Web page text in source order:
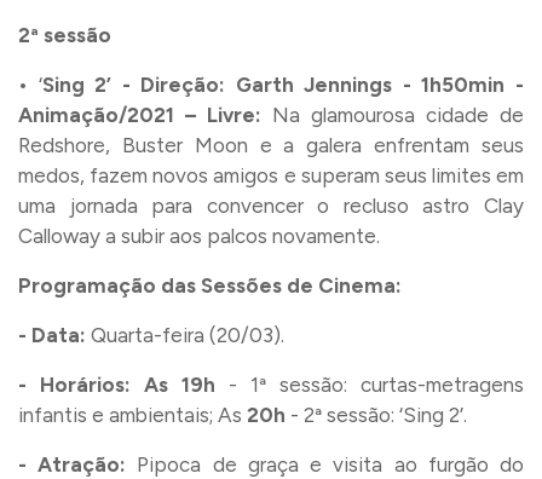
2ª sessão
• ‘Sing 2’ - Direção: Garth Jennings - 1h50min -
Animação/2021 – Livre: Na glamourosa cidade de
Redshore, Buster Moon e a galera enfrentam seus
medos, fazem novos amigos e superam seus limites em
uma jornada para convencer o recluso astro Clay
Calloway a subir aos palcos novamente.
Programação das Sessões de Cinema:
- Data: Quarta-feira (20/03).
- Horários: As 19h - 1ª sessão: curtas-metragens
infantis e ambientais; As 20h - 2ª sessão: ‘Sing 2’.
- Atração: Pipoca de graça e visita ao furgão do